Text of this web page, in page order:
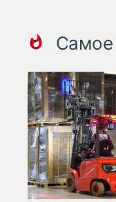
Самое